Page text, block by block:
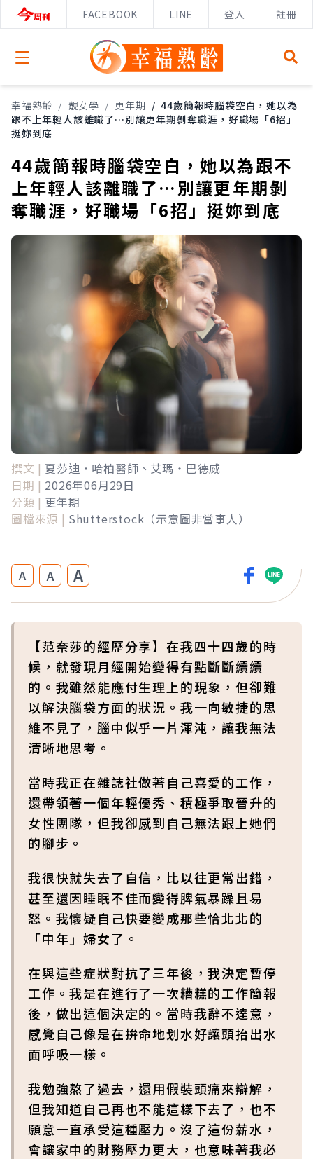
FACEBOOK LINE 登入 註冊
Open menu
幸福熟齡 / 靚女學 / 更年期 / 44歲簡報時腦袋空白，她以為
跟不上年輕人該離職了…別讓更年期剝奪職涯，好職場「6招」
挺妳到底
44歲簡報時腦袋空白，她以為跟不
上年輕人該離職了…別讓更年期剝
奪職涯，好職場「6招」挺妳到底
撰文 | 夏莎迪‧哈柏醫師、艾瑪‧巴德威
日期 | 2026年06月29日
分類 | 更年期
圖檔來源 | Shutterstock（示意圖非當事人）
A A A
【范奈莎的經歷分享】在我四十四歲的時
候，就發現月經開始變得有點斷斷續續
的。我雖然能應付生理上的現象，但卻難
以解決腦袋方面的狀況。我一向敏捷的思
維不見了，腦中似乎一片渾沌，讓我無法
清晰地思考。
當時我正在雜誌社做著自己喜愛的工作，
還帶領著一個年輕優秀、積極爭取晉升的
女性團隊，但我卻感到自己無法跟上她們
的腳步。
我很快就失去了自信，比以往更常出錯，
甚至還因睡眠不佳而變得脾氣暴躁且易
怒。我懷疑自己快要變成那些恰北北的
「中年」婦女了。
在與這些症狀對抗了三年後，我決定暫停
工作。我是在進行了一次糟糕的工作簡報
後，做出這個決定的。當時我辭不達意，
感覺自己像是在拚命地划水好讓頭抬出水
面呼吸一樣。
我勉強熬了過去，還用假裝頭痛來辯解，
但我知道自己再也不能這樣下去了，也不
願意一直承受這種壓力。沒了這份薪水，
會讓家中的財務壓力更大，也意味著我必